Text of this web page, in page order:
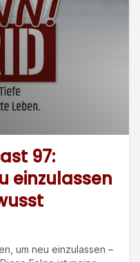
97:
einzulassen
um neu einzulassen –